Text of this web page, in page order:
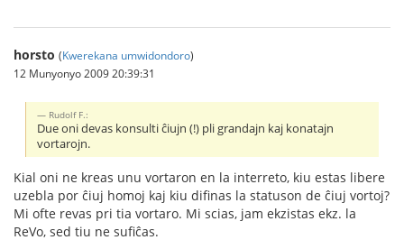
horsto (Kwerekana umwidondoro)
12 Munyonyo 2009 20:39:31
Rudolf F.:
Due oni devas konsulti ĉiujn (!) pli grandajn kaj konatajn
vortarojn.
Kial oni ne kreas unu vortaron en la interreto, kiu estas libere
uzebla por ĉiuj homoj kaj kiu difinas la statuson de ĉiuj vortoj?
Mi ofte revas pri tia vortaro. Mi scias, jam ekzistas ekz. la
ReVo, sed tiu ne sufiĉas.